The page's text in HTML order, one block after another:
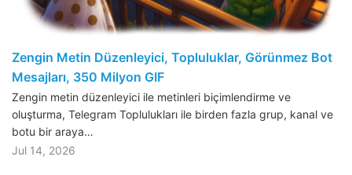
Zengin Metin Düzenleyici, Topluluklar, Görünmez Bot
Mesajları, 350 Milyon GIF
Zengin metin düzenleyici ile metinleri biçimlendirme ve
oluşturma, Telegram Toplulukları ile birden fazla grup, kanal ve
botu bir araya…
Jul 14, 2026